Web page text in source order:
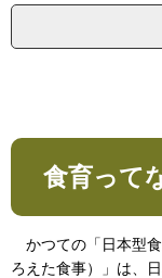
食育って
かつての「日本型
ろえた食事）」は、